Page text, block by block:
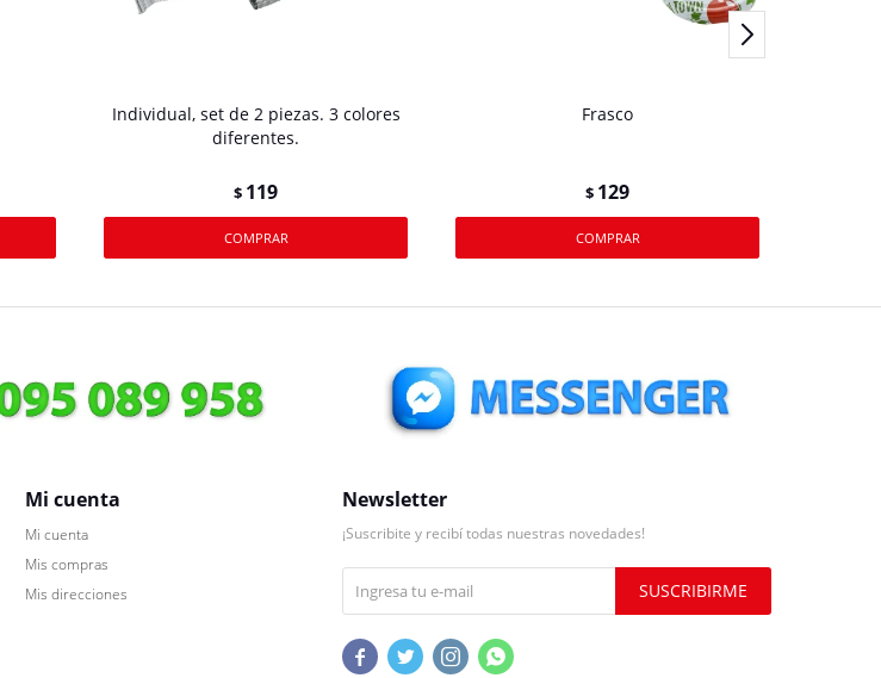
Individual, set de 2 piezas. 3 colores
diferentes.
$ 119
Frasco
$ 129
Mi cuenta
Mi cuenta
Mis compras
Mis direcciones
Newsletter
¡Suscribite y recibí todas nuestras novedades!
SUSCRIBIRME
   